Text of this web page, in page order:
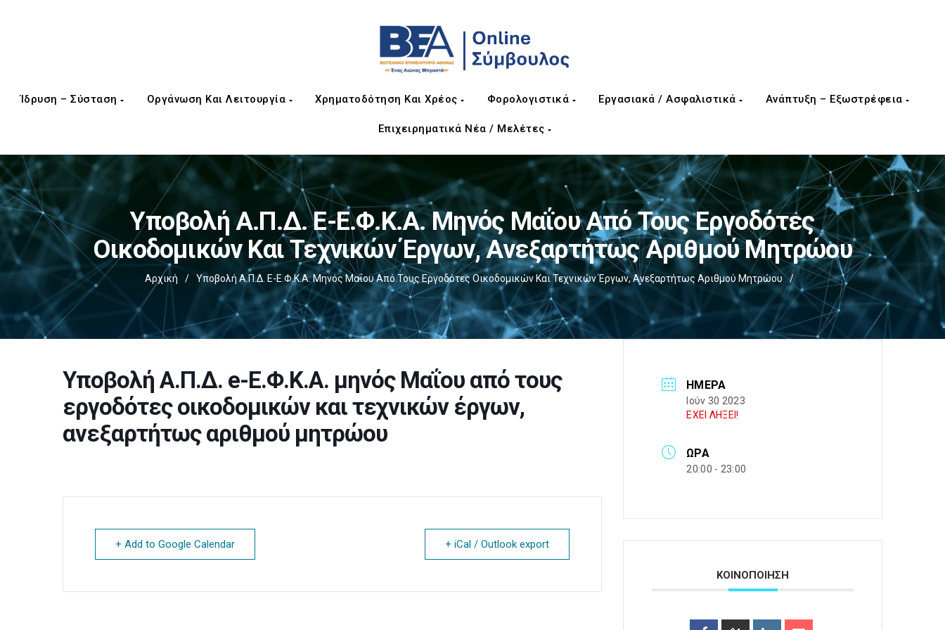
Ίδρυση – Σύσταση Οργάνωση Και Λειτουργία Χρηματοδότηση Και Χρέος Φορολογιστικά Εργασιακά / Ασφαλιστικά Ανάπτυξη – Εξωστρέφεια
Επιχειρηματικά Νέα / Μελέτες
Υποβολή Α.Π.Δ. E-Ε.Φ.Κ.Α. Μηνός Μαΐου Από Τους Εργοδότες
Οικοδομικών Και Τεχνικών Έργων, Ανεξαρτήτως Αριθμού Μητρώου
Αρχική / Υποβολή Α.Π.Δ. E-Ε.Φ.Κ.Α. Μηνός Μαΐου Από Τους Εργοδότες Οικοδομικών Και Τεχνικών Έργων, Ανεξαρτήτως Αριθμού Μητρώου /
Υποβολή Α.Π.Δ. e-Ε.Φ.Κ.Α. μηνός Μαΐου από τους
εργοδότες οικοδομικών και τεχνικών έργων,
ανεξαρτήτως αριθμού μητρώου
+ Add to Google Calendar + iCal / Outlook export
ΗΜΈΡΑ
Ιούν 30 2023
ΕΧΕΙ ΛΗΞΕΙ!
ΏΡΑ
20:00 - 23:00
ΚΟΙΝΟΠΟΙΗΣΗ